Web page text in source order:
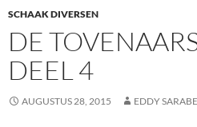
SCHAAK DIVERSEN
DE
DEEL 4
AUGUSTUS 28, 2015 EDDY